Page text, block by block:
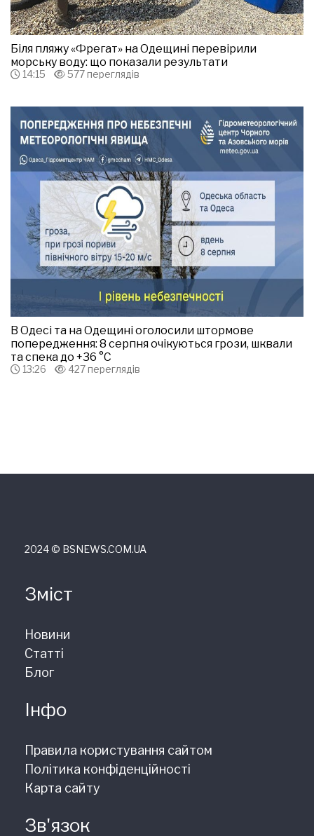
Біля пляжу «Фрегат» на Одещині перевірили
морську воду: що показали результати
14:15 577 переглядів
В Одесі та на Одещині оголосили штормове
попередження: 8 серпня очікуються грози, шквали
та спека до +36 °С
13:26 427 переглядів
2024 © ВSNEWS.COM.UA
Зміст
Новини
Статті
Блог
Інфо
Правила користування сайтом
Політика конфіденційності
Карта сайту
Зв'язок